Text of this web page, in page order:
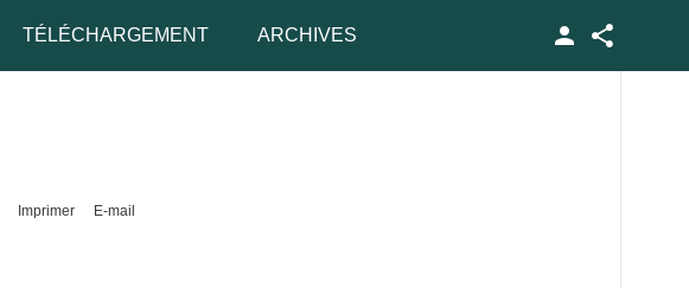
TÉLÉCHARGEMENT ARCHIVES
Imprimer E-mail